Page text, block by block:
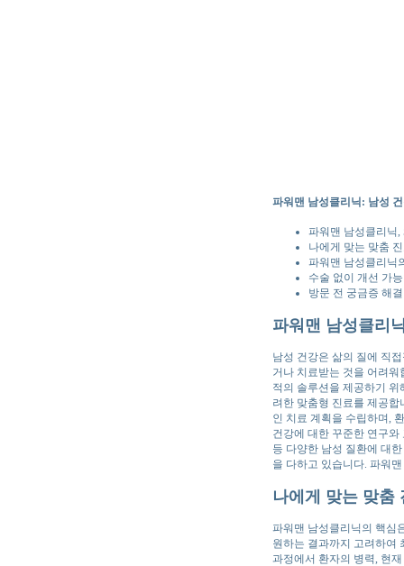
파워맨 남성클리닉: 남성
파워맨 남성클리닉,
나에게 맞는 맞춤
파워맨 남성클리닉
수술 없이 개선 가
방문 전 궁금증 해
파워맨 남성클리
남성 건강은 삶의 질에 직
거나 치료받는 것을 어려
적의 솔루션을 제공하기
려한 맞춤형 진료를 제공
인 치료 계획을 수립하며,
건강에 대한 꾸준한 연구
등 다양한 남성 질환에 대
을 다하고 있습니다. 파워
나에게 맞는 맞춤
파워맨 남성클리닉의 핵심
원하는 결과까지 고려하여
과정에서 환자의 병력, 현